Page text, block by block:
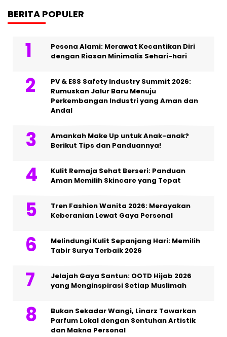
BERITA POPULER
Pesona Alami: Merawat Kecantikan Diri
dengan Riasan Minimalis Sehari-hari
PV & ESS Safety Industry Summit 2026:
Rumuskan Jalur Baru Menuju
Perkembangan Industri yang Aman dan
Andal
Amankah Make Up untuk Anak-anak?
Berikut Tips dan Panduannya!
Kulit Remaja Sehat Berseri: Panduan
Aman Memilih Skincare yang Tepat
Tren Fashion Wanita 2026: Merayakan
Keberanian Lewat Gaya Personal
Melindungi Kulit Sepanjang Hari: Memilih
Tabir Surya Terbaik 2026
Jelajah Gaya Santun: OOTD Hijab 2026
yang Menginspirasi Setiap Muslimah
Bukan Sekadar Wangi, Linarz Tawarkan
Parfum Lokal dengan Sentuhan Artistik
dan Makna Personal